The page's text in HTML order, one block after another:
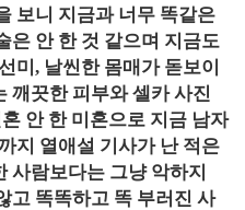
보니 지금과 너무 똑같은
은 안 한 것 같으며 지금도
미, 날씬한 몸매가 돋보이
깨끗한 피부와 셀카 사진
안 한 미혼으로 지금 남자
지 열애설 기사가 난 적은
사람보다는 그냥 악하지
고 똑똑하고 똑 부러진 사